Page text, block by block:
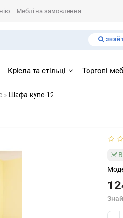
Меблі на замовлення
Крісла та стільці Торгові
Шафа-купе-12